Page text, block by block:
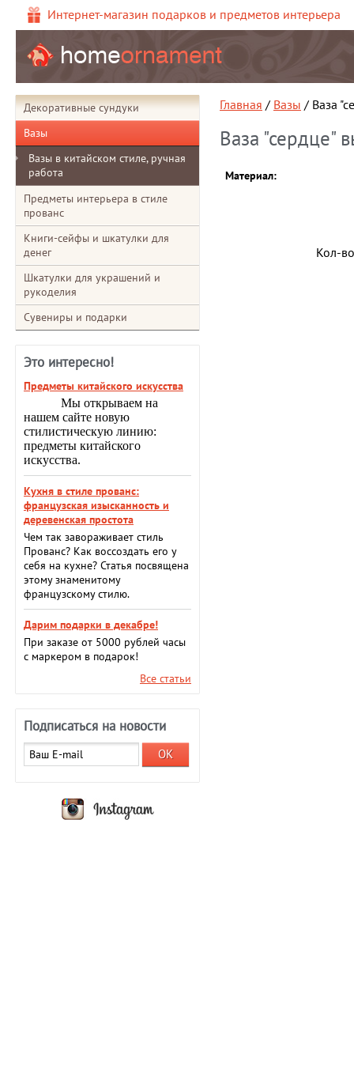
Интернет-магазин подарков и предметов интерьера
Главная / Вазы / Ваза
Ваза "сердце"
Материал:
Кол-
Декоративные сундуки
Вазы
Вазы в китайском стиле, ручная
работа
Предметы интерьера в стиле
прованс
Книги-сейфы и шкатулки для
денег
Шкатулки для украшений и
рукоделия
Сувениры и подарки
Это интересно!
Предметы китайского искусства
Мы открываем на
нашем сайте новую
стилистическую линию:
предметы китайского
искусства.
Кухня в стиле прованс:
французская изысканность и
деревенская простота
Чем так завораживает стиль
Прованс? Как воссоздать его у
себя на кухне? Статья посвящена
этому знаменитому
французскому стилю.
Дарим подарки в декабре!
При заказе от 5000 рублей часы
с маркером в подарок!
Все статьи
Подписаться на новости